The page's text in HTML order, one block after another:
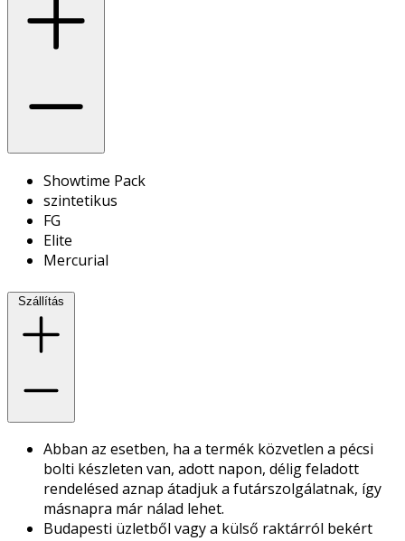
Showtime Pack
szintetikus
FG
Elite
Mercurial
Szállítás
Abban az esetben, ha a termék közvetlen a pécsi
bolti készleten van, adott napon, délig feladott
rendelésed aznap átadjuk a futárszolgálatnak, így
másnapra már nálad lehet.
Budapesti üzletből vagy a külső raktárról bekért